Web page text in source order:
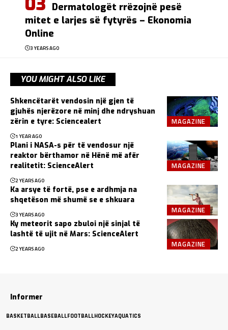
Dermatologët rrëzojnë pesë
mitet e larjes së fytyrës – Ekonomia
Online
3 YEARS AGO
YOU MIGHT ALSO LIKE
MAGAZINE
Shkencëtarët vendosin një gjen të
gjuhës njerëzore në minj dhe ndryshuan
zërin e tyre: Sciencealert
1 YEAR AGO
MAGAZINE
Plani i NASA-s për të vendosur një
reaktor bërthamor në Hënë më afër
realitetit: ScienceAlert
2 YEARS AGO
MAGAZINE
Ka arsye të fortë, pse e ardhmja na
shqetëson më shumë se e shkuara
3 YEARS AGO
MAGAZINE
Ky meteorit sapo zbuloi një sinjal të
lashtë të ujit në Mars: ScienceAlert
2 YEARS AGO
Informer
BASKETBALLBASEBALLFOOTBALLHOCKEYAQUATICS